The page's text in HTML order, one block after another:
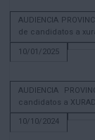
AUDIENCIA
de candidatos a
10/01/2025
AUDIENCIA
candidatos a
10/10/2024